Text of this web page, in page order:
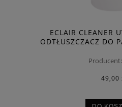
ECLAIR CLEANER
ODTŁUSZCZACZ DO
Producent:
49,00